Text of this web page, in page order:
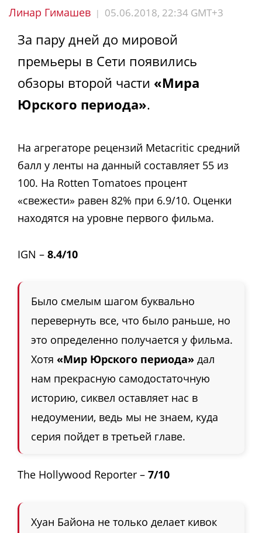
Линар Гимашев | 05.06.2018, 22:34 GMT+3
За пару дней до мировой
премьеры в Сети появились
обзоры второй части «Мира
Юрского периода».
На агрегаторе рецензий Metacritic средний
балл у ленты на данный составляет 55 из
100. На Rotten Tomatoes процент
«свежести» равен 82% при 6.9/10. Оценки
находятся на уровне первого фильма.
IGN – 8.4/10
Было смелым шагом буквально
перевернуть все, что было раньше, но
это определенно получается у фильма.
Хотя «Мир Юрского периода» дал
нам прекрасную самодостаточную
историю, сиквел оставляет нас в
недоумении, ведь мы не знаем, куда
серия пойдет в третьей главе.
The Hollywood Reporter – 7/10
Хуан Байона не только делает кивок